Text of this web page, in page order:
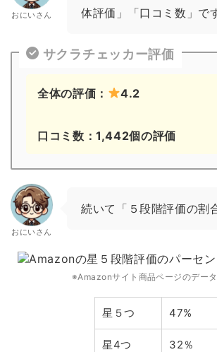
おにいさん
体評価」「口コミ数」で
サクラチェッカー評価
全体の評価： 4.2
口コミ数：1,442個の評価
おにいさん
続いて「５段階評価の割
※Amazonサイト商品ページのデー
星５つ 47%
星4つ 32％